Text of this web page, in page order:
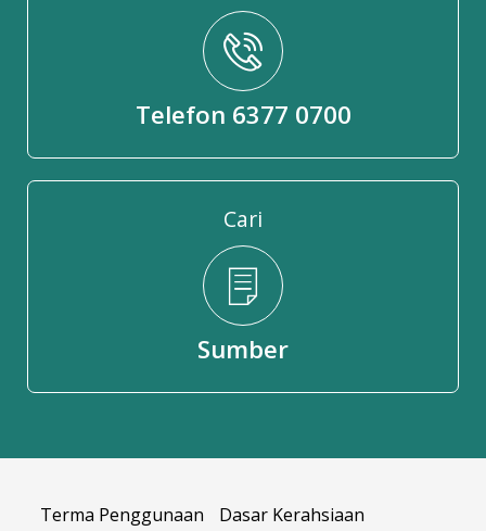
Telefon 6377 0700
Cari
Sumber
Terma Penggunaan Dasar Kerahsiaan